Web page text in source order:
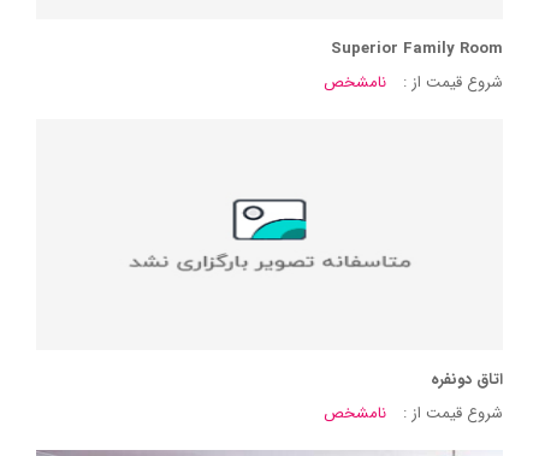
Superior Family Room
شروع قیمت از :
نامشخص
اتاق دونفره
شروع قیمت از :
نامشخص